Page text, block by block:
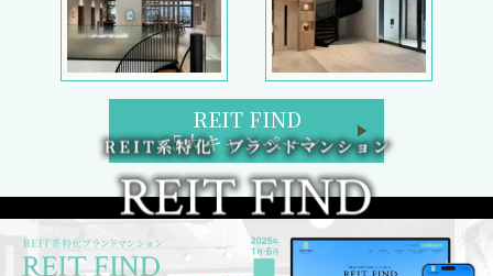
REIT FIND
5大キャンペーン